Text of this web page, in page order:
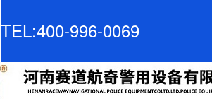
TEL:400-996-0069